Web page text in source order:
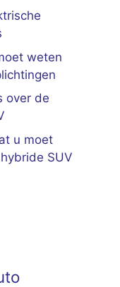
weten
over de
u moet
SUV